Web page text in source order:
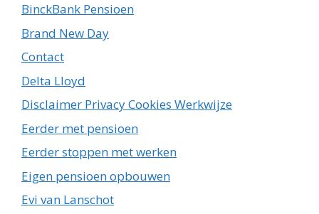
BinckBank Pensioen
Brand New Day
Contact
Delta Lloyd
Disclaimer Privacy Cookies Werkwijze
Eerder met pensioen
Eerder stoppen met werken
Eigen pensioen opbouwen
Evi van Lanschot